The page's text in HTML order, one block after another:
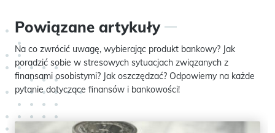
Powiązane artykuły
Na co zwrócić uwagę, wybierając produkt bankowy? Jak
poradzić sobie w stresowych sytuacjach związanych z
finansami osobistymi? Jak oszczędzać? Odpowiemy na każde
pytanie dotyczące finansów i bankowości!